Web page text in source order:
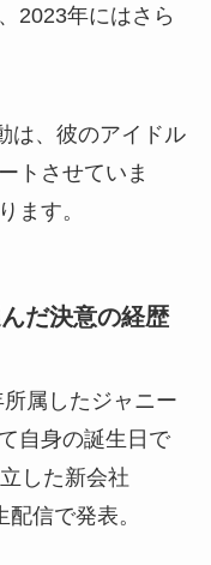
2023年にはさら
は、彼のアイドル
トさせていま
ます。
だ決意の経歴
属したジャニー
自身の誕生日で
した新会社
配信で発表。